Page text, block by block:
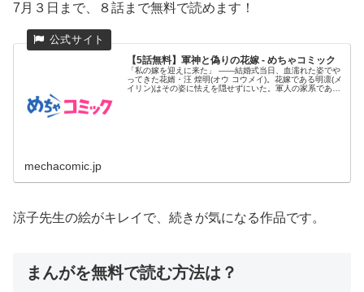
7月３日まで、８話まで無料で読めます！
【5話無料】軍神と偽りの花嫁 - めちゃコミック
「私の嫁を迎えに来た」 ――結婚式当日、血濡れた姿でや
ってきた花婿・汪 煌明(オウ コウメイ)。花嫁である明凛(メ
イリン)はその姿に怯えを隠せずにいた。軍人の家系である
mechacomic.jp
涼子先生の絵がキレイで、続きが気になる作品です。
まんがを無料で読む方法は？